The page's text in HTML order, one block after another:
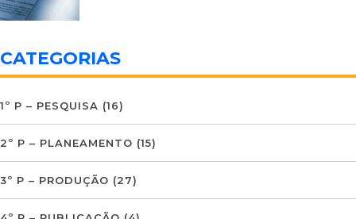
CATEGORIAS
1º P – PESQUISA (16)
2º P – PLANEAMENTO (15)
3º P – PRODUÇÃO (27)